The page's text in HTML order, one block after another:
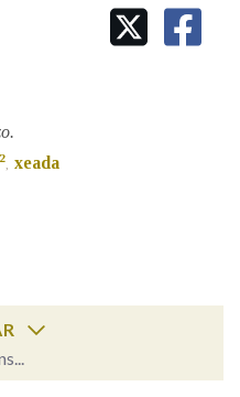
CORPORATIVA
DEL ADALID
HOMENAXEADAS
DAS LETRAS
DAS PALABRAS
2, xeada